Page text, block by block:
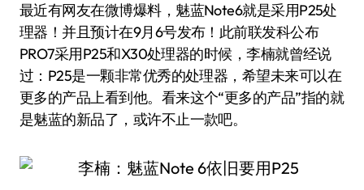
最近有网友在微博爆料，魅蓝Note6就是采用P25处
理器！并且预计在9月6号发布！此前联发科公布
PRO7采用P25和X30处理器的时候，李楠就曾经说
过：P25是一颗非常优秀的处理器，希望未来可以在
更多的产品上看到他。看来这个“更多的产品”指的就
是魅蓝的新品了，或许不止一款吧。